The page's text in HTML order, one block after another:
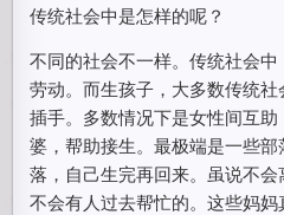
传统社会中是怎样的呢？
不同的社会不一样。传统社会
劳动。而生孩子，大多数传统
插手。多数情况下是女性间互
婆，帮助接生。最极端是一些
落，自己生完再回来。虽说不
不会有人过去帮忙的。这些妈